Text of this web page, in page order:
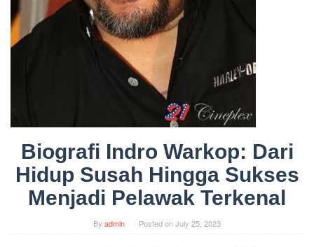
Biografi Indro Warkop: Dari
Hidup Susah Hingga Sukses
Menjadi Pelawak Terkenal
By admin Posted onJuly 25, 2023